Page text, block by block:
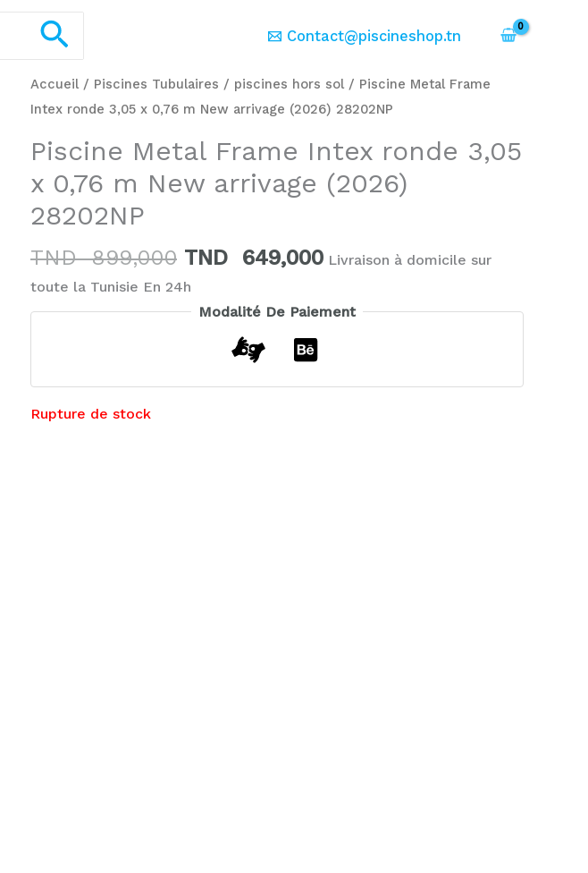
Rechercher Contact@piscineshop.tn
Accueil / Piscines Tubulaires / piscines hors sol / Piscine Metal Frame
Intex ronde 3,05 x 0,76 m New arrivage (2026) 28202NP
Piscine Metal Frame Intex ronde 3,05
x 0,76 m New arrivage (2026)
28202NP
TND899,000
Le
prix
était :
TND
TND
649,000
Le
prix
est :
TND
Livraison à domicile sur
toute la Tunisie En 24h
Modalité De Paiement
Rupture de stock